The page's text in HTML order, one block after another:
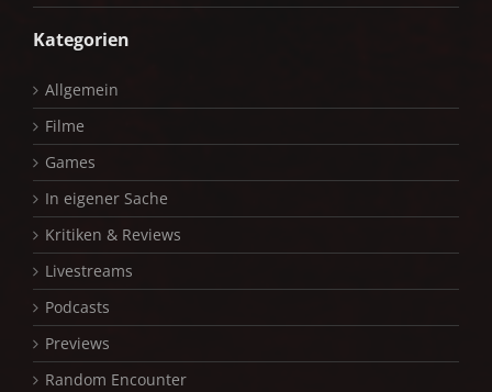
Kategorien
Allgemein
Filme
Games
In eigener Sache
Kritiken & Reviews
Livestreams
Podcasts
Previews
Random Encounter